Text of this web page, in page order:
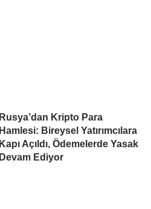
Rusya’dan Kripto Para
Hamlesi: Bireysel Yatırımcılara
Kapı Açıldı, Ödemelerde Yasak
Devam Ediyor